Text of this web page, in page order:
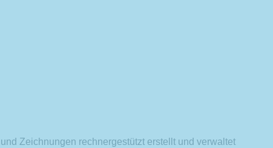
Zeichnungen rechnergestützt erstellt und verwaltet